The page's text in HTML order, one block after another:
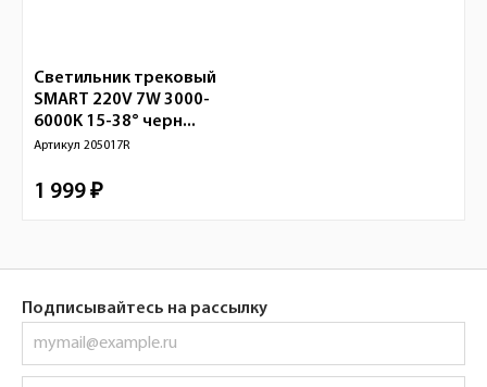
Светильник трековый
SMART 220V 7W 3000-
6000K 15-38° черн...
Артикул 205017R
1 999 ₽
Подписывайтесь на рассылку